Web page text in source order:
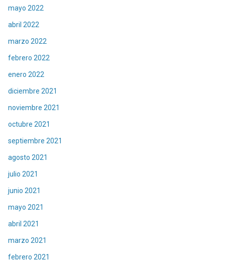
mayo 2022
abril 2022
marzo 2022
febrero 2022
enero 2022
diciembre 2021
noviembre 2021
octubre 2021
septiembre 2021
agosto 2021
julio 2021
junio 2021
mayo 2021
abril 2021
marzo 2021
febrero 2021